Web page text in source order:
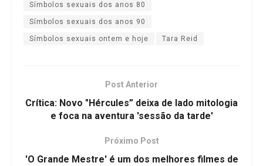
Símbolos sexuais dos anos 80
Símbolos sexuais dos anos 90
Símbolos sexuais ontem e hoje Tara Reid
Post Anterior
Crítica: Novo "Hércules” deixa de lado mitologia
e foca na aventura 'sessão da tarde'
Próximo Post
'O Grande Mestre' é um dos melhores filmes de